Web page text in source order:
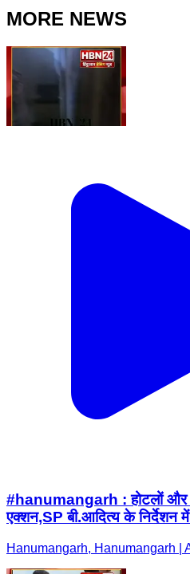
MORE NEWS
#hanumangarh : होटलों और
एक्शन,SP बी.आदित्य के निर्देशन में
Hanumangarh, Hanumangarh |